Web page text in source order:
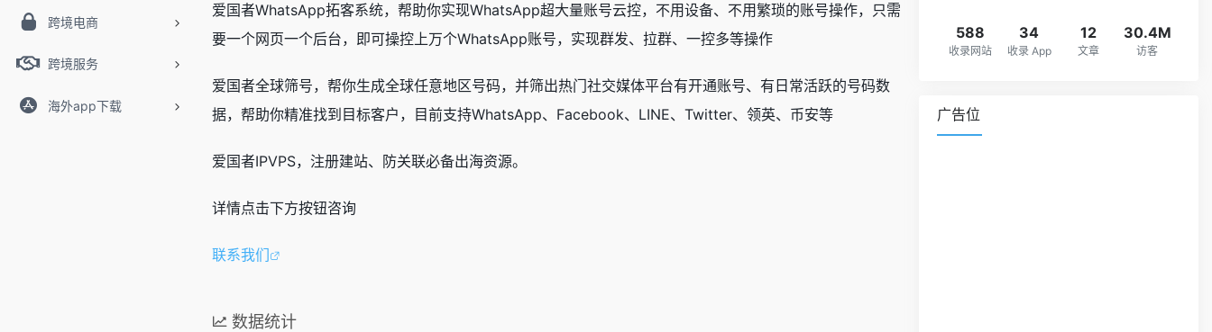
跨境电商
跨境服务
海外app下载
爱国者WhatsApp拓客系统，帮助你实现WhatsApp超大量账号云控，不用设备、不用繁琐的账号操作，只需
要一个网页一个后台，即可操控上万个WhatsApp账号，实现群发、拉群、一控多等操作
爱国者全球筛号，帮你生成全球任意地区号码，并筛出热门社交媒体平台有开通账号、有日常活跃的号码数
据，帮助你精准找到目标客户，目前支持WhatsApp、Facebook、LINE、Twitter、领英、币安等
爱国者IPVPS，注册建站、防关联必备出海资源。
详情点击下方按钮咨询
联系我们
数据统计
588
收录网站
34
收录 App
12
文章
30.4M
访客
广告位